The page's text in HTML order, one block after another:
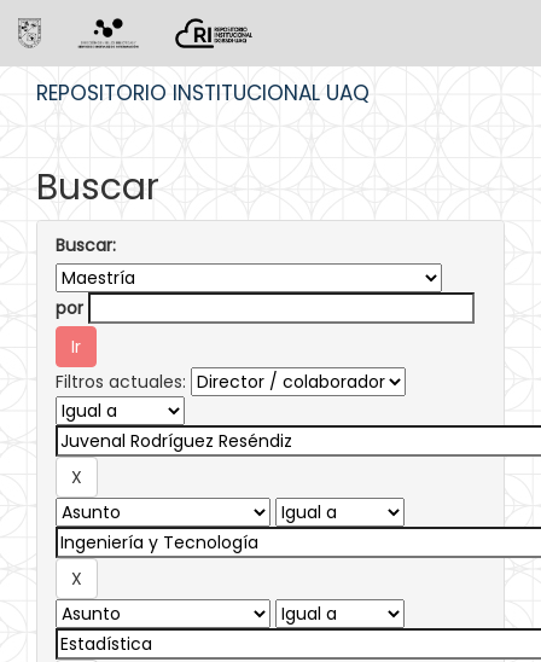
REPOSITORIO INSTITUCIONAL UAQ
Buscar
Buscar:
por
Filtros actuales: